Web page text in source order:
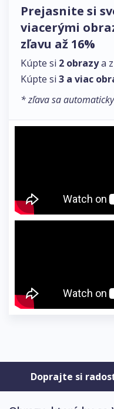
Prejasnite si
viacerými
zľavu až 16%
Kúpte si 2 obrazya
Kúpte si 3 a viac
* zľava sa
Doprajte si